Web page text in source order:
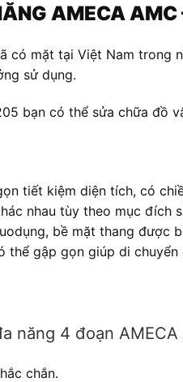
AMECA
có mặt tại Việt Nam trong
sử dụng.
bạn có thể sửa chữa
tiết kiệm diện tích, có
nhau tùy theo mục
bề mặt thang
gập gọn giúp di
năng 4 đoạn
chắn.